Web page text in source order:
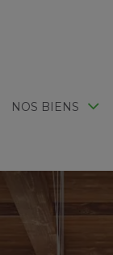
NOS BIENS